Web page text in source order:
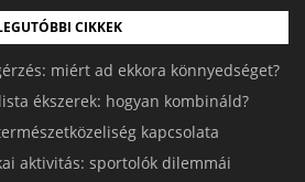
CIKKEK
miért ad ekkora könnyedséget?
ékszerek: hogyan kombináld?
kapcsolata
aktivitás: sportolók dilemmái